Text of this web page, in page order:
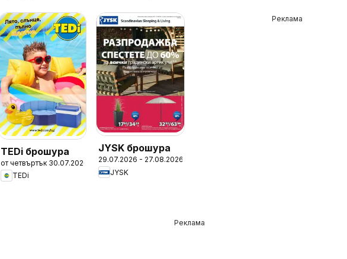
TEDi брошура
от четвъртък 30.07.2026
TEDi
JYSK брошура
29.07.2026 - 27.08.2026
JYSK
Реклама
Реклама